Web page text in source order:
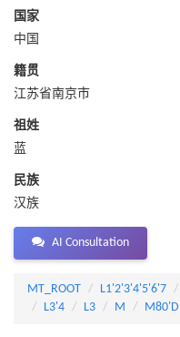
国家
中国
籍贯
江苏省南京市
祖姓
蓝
民族
汉族
AI Consultation
MT_ROOT L1'2'3'4'5'6'7
L3'4
L3 M M80'D